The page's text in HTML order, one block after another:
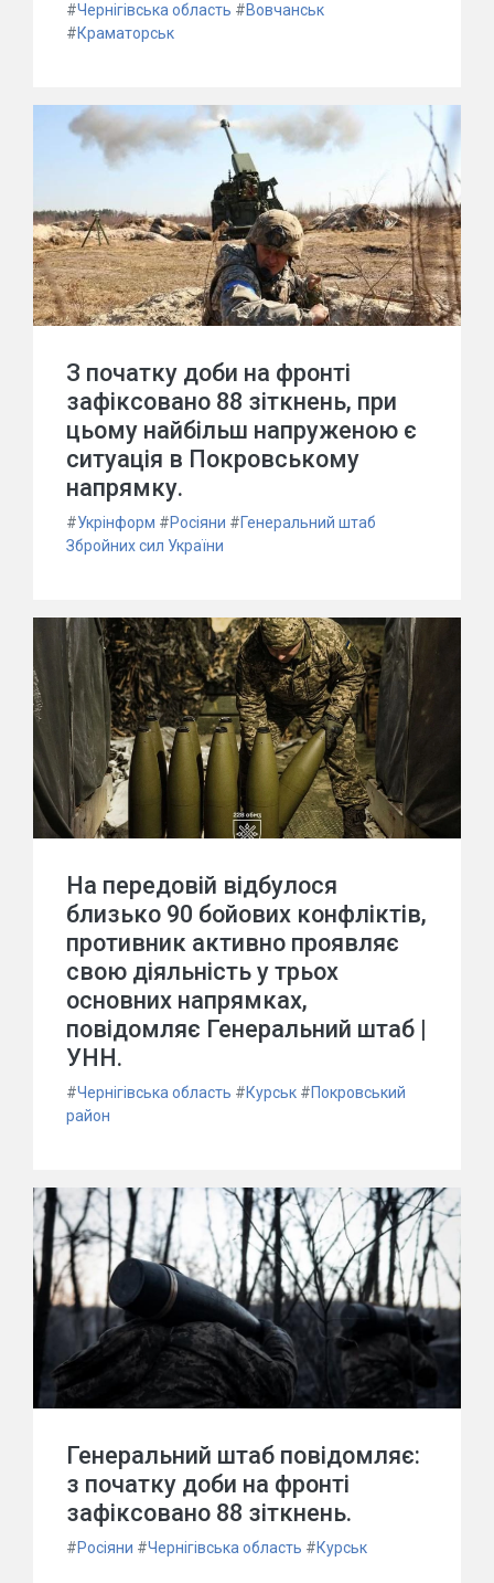
#Чернігівська область #Вовчанськ
#Краматорськ
З початку доби на фронті
зафіксовано 88 зіткнень, при
цьому найбільш напруженою є
ситуація в Покровському
напрямку.
#Укрінформ #Росіяни #Генеральний штаб
Збройних сил України
На передовій відбулося
близько 90 бойових конфліктів,
противник активно проявляє
свою діяльність у трьох
основних напрямках,
повідомляє Генеральний штаб |
УНН.
#Чернігівська область #Курськ #Покровський
район
Генеральний штаб повідомляє:
з початку доби на фронті
зафіксовано 88 зіткнень.
#Росіяни #Чернігівська область #Курськ